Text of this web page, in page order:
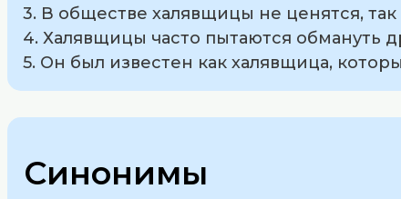
3. В обществе халявщицы не ценятся,
4. Халявщицы часто пытаются обмануть
5. Он был известен как халявщица,
Синонимы